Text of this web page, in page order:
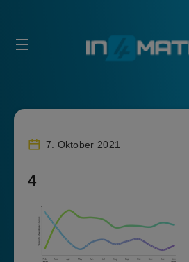
7. Oktober 2021
4